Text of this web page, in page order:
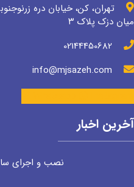
تهران، کن، خیابان دره
میان دزک پلاک ۳
02144450682
info@mjsazeh.com
آخرین اخبار
نصب و اجرای